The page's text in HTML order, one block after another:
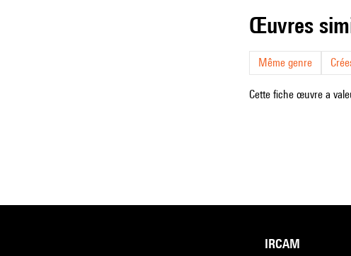
œuvres
Même genre
Cette fiche œuvre a
IRCAM